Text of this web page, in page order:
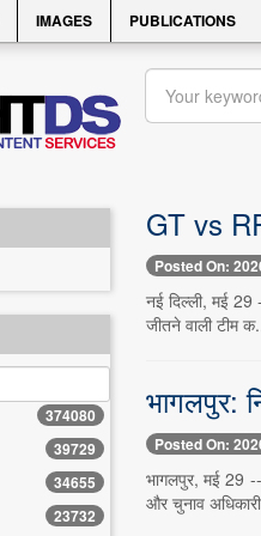
IMAGES PUBLICATIONS
374080
39729
34655
23732
GT vs
Posted On:
नई दिल्ली, मई
जीतने वाली टीम
भागलपुर:
Posted On:
भागलपुर, मई 29
और चुनाव